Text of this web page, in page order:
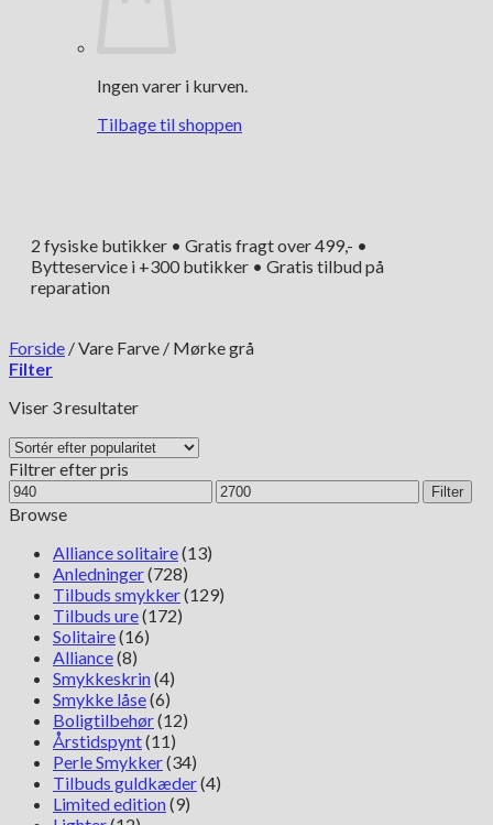
Ingen varer i kurven.
Tilbage til shoppen
2 fysiske butikker • Gratis fragt over 499,- •
Bytteservice i +300 butikker • Gratis tilbud på
reparation
Forside /Vare Farve / Mørke grå
Filter
Viser 3 resultaterSorteret
popularitet
Filtrer efter pris
Mindste
pris
Højeste
pris
Filter
Browse
Alliance solitaire(13)
Anledninger(728)
Tilbuds smykker(129)
Tilbuds ure(172)
Solitaire(16)
Alliance(8)
Smykkeskrin(4)
Smykke låse(6)
Boligtilbehør(12)
Årstidspynt(11)
Perle Smykker(34)
Tilbuds guldkæder(4)
Limited edition(9)